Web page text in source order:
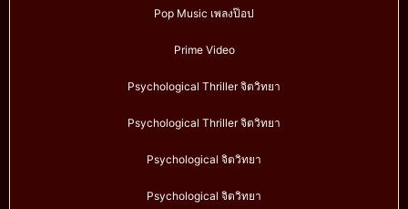
Pop Music เพลงป๊อป
Prime Video
Psychological Thriller จิตวิทยา
Psychological Thriller จิตวิทยา
Psychological จิตวิทยา
Psychological จิตวิทยา